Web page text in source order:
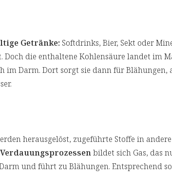
Getränke: Softdrinks, Bier, Sekt oder
Doch die enthaltene Kohlensäure landet im
im Darm. Dort sorgt sie dann für Blähungen,
herausgelöst, zugeführte Stoffe in andere
bildet sich Gas, das
und führt zu Blähungen. Entsprechend